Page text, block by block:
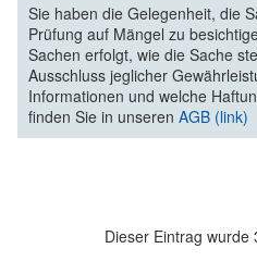
Sie haben die Gelegenheit, die
Prüfung auf Mängel zu
Sachen erfolgt, wie die Sache
Ausschluss jeglicher
Informationen und welche
finden Sie in unseren AGB (link)
Dieser Eintrag wurde